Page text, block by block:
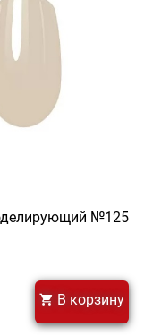
№125
В корзину